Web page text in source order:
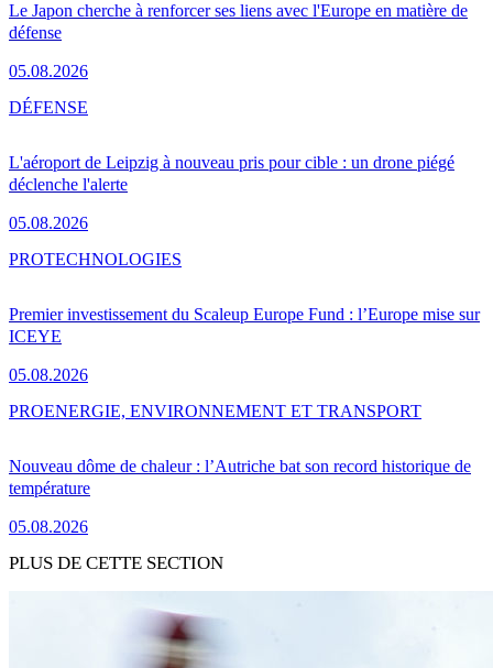
Le Japon cherche à renforcer ses liens avec l'Europe en matière de
défense
05.08.2026
L'aéroport de Leipzig à nouveau pris pour cible : un drone piégé
déclenche l'alerte
05.08.2026
DÉFENSE
Premier investissement du Scaleup Europe Fund : l’Europe mise sur
ICEYE
05.08.2026
PROTECHNOLOGIES
Nouveau dôme de chaleur : l’Autriche bat son record historique de
température
05.08.2026
PROENERGIE, ENVIRONNEMENT ET TRANSPORT
PLUS DE CETTE SECTION